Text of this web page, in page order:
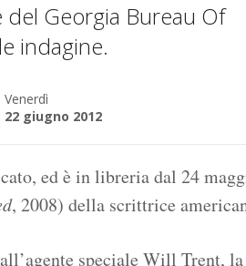
del Georgia Bureau Of
indagine.
Venerdì
22 giugno 2012
ed è in libreria dal 24
, 2008) della scrittrice
speciale Will Trent,